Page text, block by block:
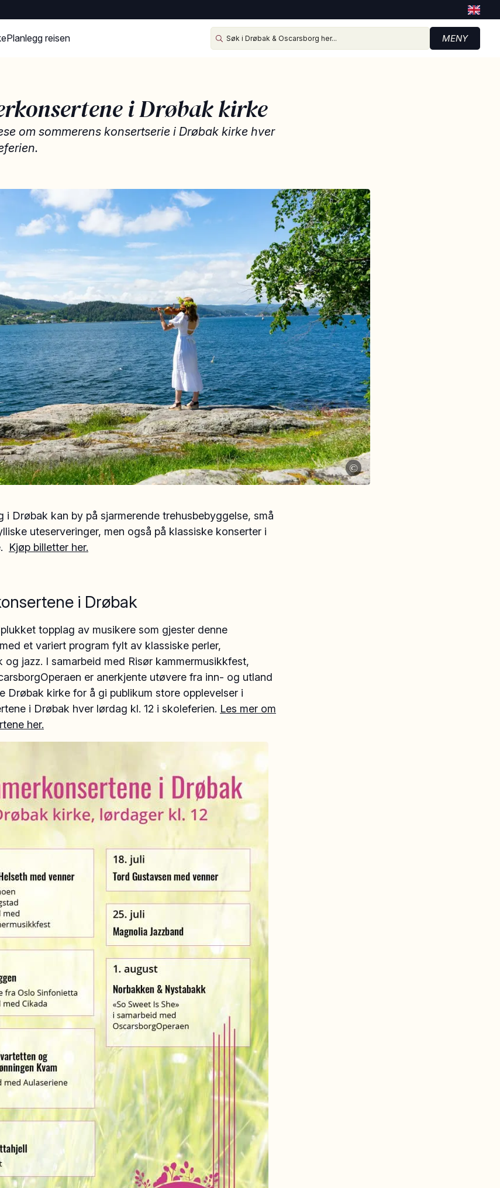
Planlegg reisen MENY
i Drøbak kirke
om sommerens konsertserie i Drøbak kirke hver
©
i Drøbak kan by på sjarmerende trehusbebyggelse, små
uteserveringer, men også på klassiske konserter i
Kjøp billetter her.
i Drøbak
topplag av musikere som gjester denne
et variert program fylt av klassiske perler,
og jazz. I samarbeid med Risør kammermusikkfest,
er anerkjente utøvere fra inn- og utland
Drøbak kirke for å gi publikum store opplevelser i
i Drøbak hver lørdag kl. 12 i skoleferien. Les mer om
her.